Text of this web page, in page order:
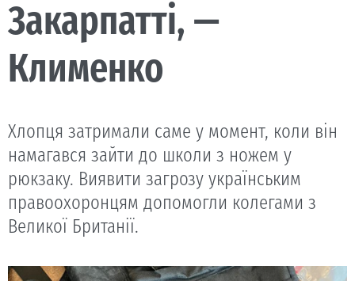
Закарпатті, —
Клименко
Хлопця затримали саме у момент, коли він
намагався зайти до школи з ножем у
рюкзаку. Виявити загрозу українським
правоохоронцям допомогли колегами з
Великої Британії.